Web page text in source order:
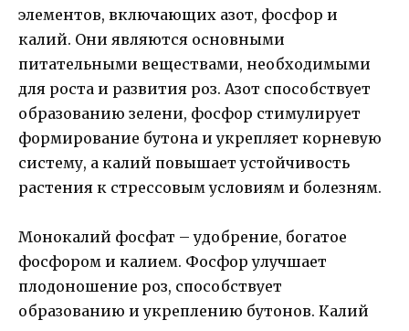
элементов, включающих азот, фосфор и
калий. Они являются основными
питательными веществами, необходимыми
для роста и развития роз. Азот способствует
образованию зелени, фосфор стимулирует
формирование бутона и укрепляет корневую
систему, а калий повышает устойчивость
растения к стрессовым условиям и болезням.
Монокалий фосфат – удобрение, богатое
фосфором и калием. Фосфор улучшает
плодоношение роз, способствует
образованию и укреплению бутонов. Калий